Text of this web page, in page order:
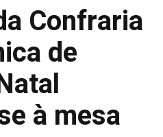
Confraria
de
à mesa